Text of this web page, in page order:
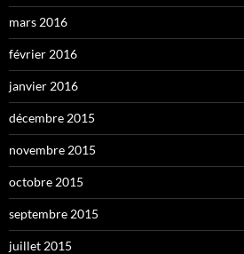
mars 2016
février 2016
janvier 2016
décembre 2015
novembre 2015
octobre 2015
septembre 2015
juillet 2015